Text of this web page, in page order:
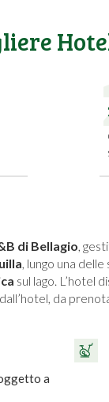
di Bellagio,
, lungo una
sul lago. L’hotel
da
a